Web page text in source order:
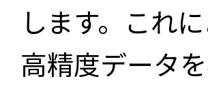
します。これ
高精度データ